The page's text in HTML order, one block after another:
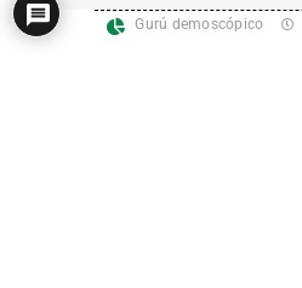
Gurú demoscópico